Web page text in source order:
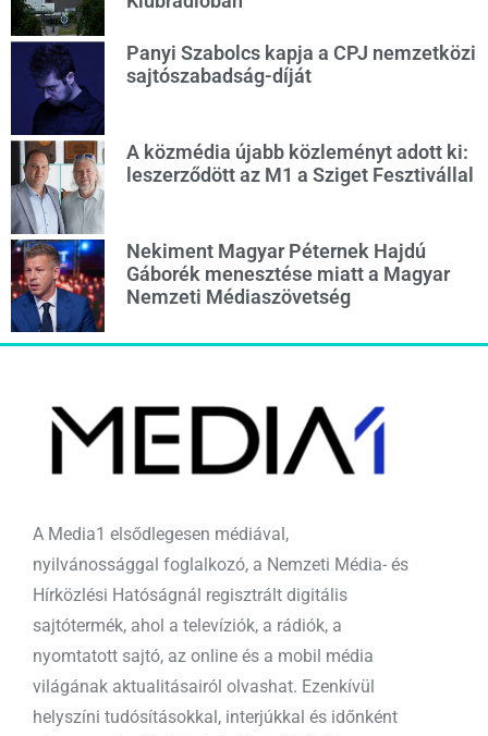
Panyi Szabolcs kapja a CPJ nemzetközi
sajtószabadság-díját
A közmédia újabb közleményt adott ki:
leszerződött az M1 a Sziget Fesztivállal
Nekiment Magyar Péternek Hajdú
Gáborék menesztése miatt a Magyar
Nemzeti Médiaszövetség
A Media1 elsődlegesen médiával,
nyilvánossággal foglalkozó, a Nemzeti Média- és
Hírközlési Hatóságnál regisztrált digitális
sajtótermék, ahol a televíziók, a rádiók, a
nyomtatott sajtó, az online és a mobil média
világának aktualitásairól olvashat. Ezenkívül
helyszíni tudósításokkal, interjúkkal és időnként